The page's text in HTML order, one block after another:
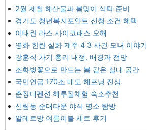
2월 제철 해산물과 봄맞이 식탁 준비
경기도 청년복지포인트 신청 조건 혜택
이태란 라스 사이코패스 오해
영화 한란 실화 제주 4 3 사건 모녀 이야기
강훈식 차기 총리 내정, 배경과 전망
조화벚꽃으로 만드는 봄 같은 실내 공간
국민연금 170조 매도 해프닝 진상
춘장대펜션 해루질체험 숙소추천
신림동 순대타운 야식 명소 탐방
알레르망 여름이불 세트 후기